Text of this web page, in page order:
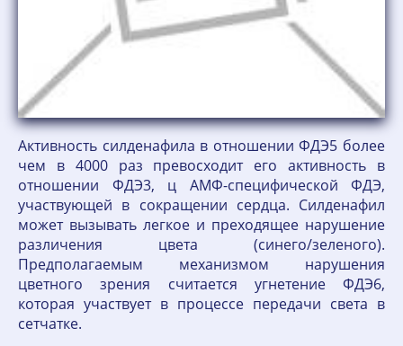
Активность силденафила в отношении ФДЭ5 более
чем в 4000 раз превосходит его активность в
отношении ФДЭ3, ц АМФ-специфической ФДЭ,
участвующей в сокращении сердца. Силденафил
может вызывать легкое и преходящее нарушение
различения цвета (синего/зеленого).
Предполагаемым механизмом нарушения
цветного зрения считается угнетение ФДЭ6,
которая участвует в процессе передачи света в
сетчатке.